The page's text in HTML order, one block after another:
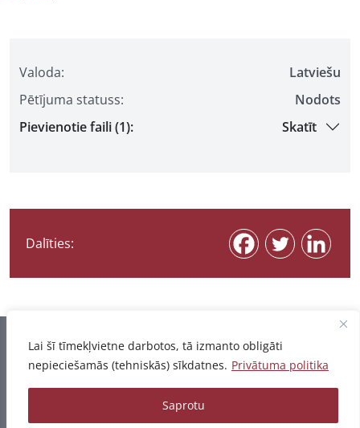
Lai šī tīmekļvietne darbotos, tā izmanto obligāti
nepieciešamās (tehniskās) sīkdatnes. Privātuma politika
Saprotu
Valoda:
Latviešu
Pētījuma statuss:
Nodots
Pievienotie faili (1):
Skatīt
Dalīties:
Informācija pēdējo reizi atjaunota 06.08.2026
© 2026 - Pētījumu un publikāciju datubāze